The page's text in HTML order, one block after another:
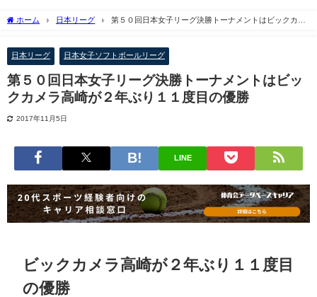
ホーム 日本リーグ
第５０回日本女子リーグ決勝トーナメントはビックカメ
日本リーグ 日本女子ソフトボールリーグ
第５０回日本女子リーグ決勝トーナメントはビッ
クカメラ高崎が２年ぶり１１度目の優勝
2017年11月5日
LINE
ビックカメラ高崎が２年ぶり１１度目
の優勝